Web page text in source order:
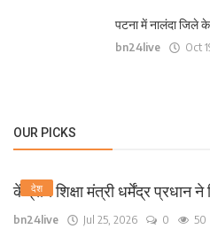
पटना में नालंदा जिले
bn24live Oct
OUR PICKS
देश
केंद्रीय शिक्षा मंत्री धर्मेंद्र प्रधान ने
bn24live Jul 25, 2026 0 50